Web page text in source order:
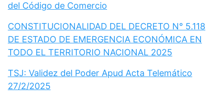
del Código de Comercio
CONSTITUCIONALIDAD DEL DECRETO N° 5.118
DE ESTADO DE EMERGENCIA ECONÓMICA EN
TODO EL TERRITORIO NACIONAL 2025
TSJ: Validez del Poder Apud Acta Telemático
27/2/2025